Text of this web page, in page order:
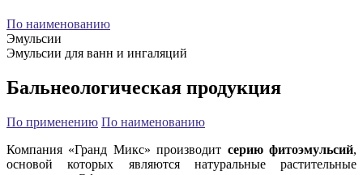
По наименованию
Эмульсии
Эмульсии для ванн и ингаляций
Бальнеологическая продукция
По применению По наименованию
Компания «Гранд Микс» производит серию фитоэмульсий,
основой которых являются натуральные растительные